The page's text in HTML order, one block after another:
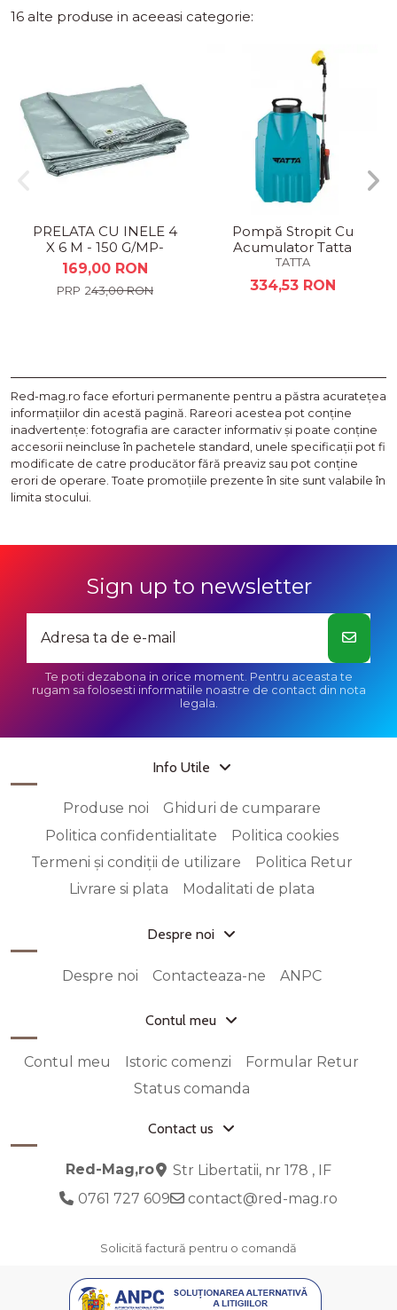
16 alte produse in aceeasi categorie:
PRELATA CU INELE 4
X 6 M - 150 G/MP-
ARGINTIU
169,00 RON
243,00 RON
Pompă Stropit Cu
Acumulator Tatta
TP1202A
TATTA
334,53 RON
Red-mag.ro face eforturi permanente pentru a păstra acurateţea
informaţiilor din acestă pagină. Rareori acestea pot conţine
inadvertenţe: fotografia are caracter informativ şi poate conţine
accesorii neincluse în pachetele standard, unele specificaţii pot fi
modificate de catre producător fără preaviz sau pot conţine
erori de operare. Toate promoţiile prezente în site sunt valabile în
limita stocului.
Sign up to newsletter
Te poti dezabona in orice moment. Pentru aceasta te
rugam sa folosesti informatiile noastre de contact din nota
legala.
Info Utile
Produse noi
Ghiduri de cumparare
Politica confidentialitate
Politica cookies
Termeni și condiții de utilizare
Politica Retur
Livrare si plata
Modalitati de plata
Despre noi
Despre noi Contacteaza-ne ANPC
Contul meu
Contul meu Istoric comenzi
Formular Retur
Status comanda
Contact us
Red-Mag,ro
Str Libertatii, nr 178 , IF
0761 727 609
contact@red-mag.ro
Solicită factură pentru o comandă